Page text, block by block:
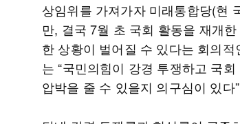
상임위를 가져가자 미래통합당(현
만, 결국 7월 초 국회 활동을 재개
한 상황이 벌어질 수 있다는 회의
는 “국민의힘이 강경 투쟁하고 국
압박을 줄 수 있을지 의구심이 있다